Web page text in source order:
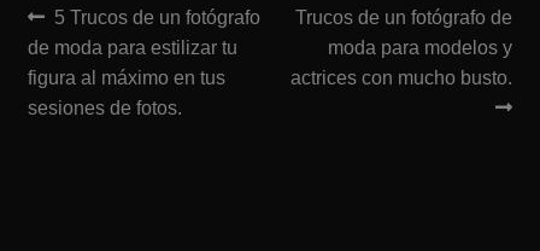
Navegación
de
entradas
Anterior:
5 Trucos de un fotógrafo
de moda para estilizar tu
figura al máximo en tus
sesiones de fotos.
Siguiente:
Trucos de un fotógrafo de
moda para modelos y
actrices con mucho busto.